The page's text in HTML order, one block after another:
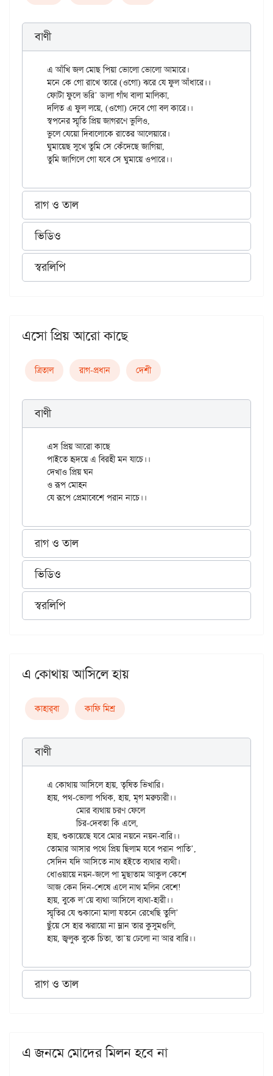
বাণী
এ আঁখি জল মোছ পিয়া ভোলো ভোলো আমারে।
মনে কে গো রাখে তারে (ওগো) ঝরে যে ফুল আঁধারে।।
ফোটা ফুলে ভরি’ ডালা গাঁথ বালা মালিকা,
দলিত এ ফুল লয়ে, (ওগো) দেবে গো বল কারে।।
স্বপনের স্মৃতি প্রিয় জাগরণে ভুলিও,
ভুলে যেয়ো দিবালোকে রাতের আলেয়ারে।
ঘুমায়েছ সুখে তুমি সে কেঁদেছে জাগিয়া,
রাগ ও তাল
ভিডিও
স্বরলিপি
এসো প্রিয় আরো কাছে
ত্রিতাল রাগ-প্রধান দেশী
বাণী
এস প্রিয় আরো কাছে
পাইতে হৃদয়ে এ বিরহী মন যাচে।।
দেখাও প্রিয় ঘন
ও রূপ মোহন
রাগ ও তাল
ভিডিও
স্বরলিপি
এ কোথায় আসিলে হায়
কাহার্‌বা কাফি মিশ্র
বাণী
এ কোথায় আসিলে হায়, তৃষিত ভিখারি।
হায়, পথ-ভোলা পথিক, হায়, মৃগ মরুচারী।।
	চির-দেবতা কি এলে,
হায়, শুকায়েছে যবে মোর নয়নে নয়ন-বারি।।
তোমার আসার পথে প্রিয় ছিলাম যবে পরান পাতি’,
সেদিন যদি আসিতে নাথ হইতে ব্যথার ব্যথী।
ধোওয়ায়ে নয়ন-জলে পা মুছাতাম আকুল কেশে
আজ কেন দিন-শেষে এলে নাথ মলিন বেশে!
হায়, বুকে ল’য়ে ব্যথা আসিলে ব্যথা-হারী।।
স্মৃতির যে শুকানো মালা যতনে রেখেছি তুলি’
ছুঁয়ে সে হার ঝরায়ো না ম্লান তার কুসুমগুলি,
রাগ ও তাল
এ জনমে মোদের মিলন হবে না